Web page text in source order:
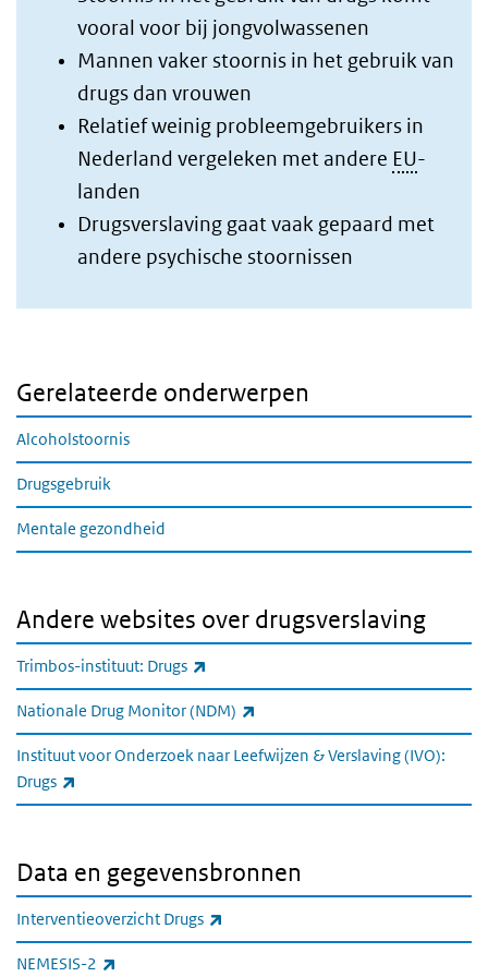
vooral voor bij jongvolwassenen
Mannen vaker stoornis in het gebruik van
drugs dan vrouwen
Relatief weinig probleemgebruikers in
Nederland vergeleken met andere EU-
landen
Drugsverslaving gaat vaak gepaard met
andere psychische stoornissen
Gerelateerde onderwerpen
Alcoholstoornis
Drugsgebruik
Mentale gezondheid
Andere websites over drugsverslaving
Trimbos-instituut: Drugs
Nationale Drug Monitor (NDM)
Instituut voor Onderzoek naar Leefwijzen & Verslaving (IVO):
Drugs
Data en gegevensbronnen
Interventieoverzicht Drugs
NEMESIS-2